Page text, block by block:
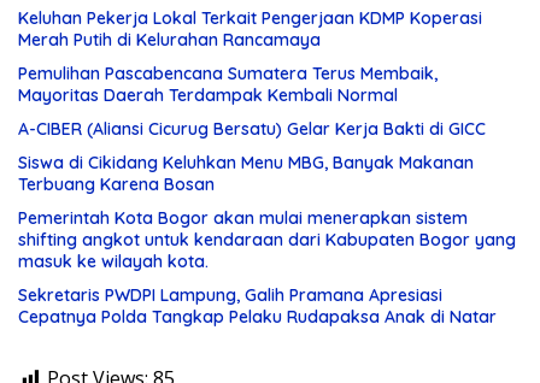
Keluhan Pekerja Lokal Terkait Pengerjaan KDMP Koperasi
Merah Putih di Kelurahan Rancamaya
Pemulihan Pascabencana Sumatera Terus Membaik,
Mayoritas Daerah Terdampak Kembali Normal
A-CIBER (Aliansi Cicurug Bersatu) Gelar Kerja Bakti di GICC
Siswa di Cikidang Keluhkan Menu MBG, Banyak Makanan
Terbuang Karena Bosan
Pemerintah Kota Bogor akan mulai menerapkan sistem
shifting angkot untuk kendaraan dari Kabupaten Bogor yang
masuk ke wilayah kota.
Sekretaris PWDPI Lampung, Galih Pramana Apresiasi
Cepatnya Polda Tangkap Pelaku Rudapaksa Anak di Natar